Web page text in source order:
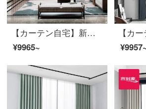
【カーテン自宅】新中国式高精密ブラインドカスタムリビングルームの床の窓の上に、純色のカーテンの完成品の高遮光LDC 20 SSB-0601 Sフック/カーテンヘッドを含まない(高2.6 m以内で変更可能)XLブラインドセット/ダブルオープン(適用窓幅3.5-4.1 m)
¥9965~